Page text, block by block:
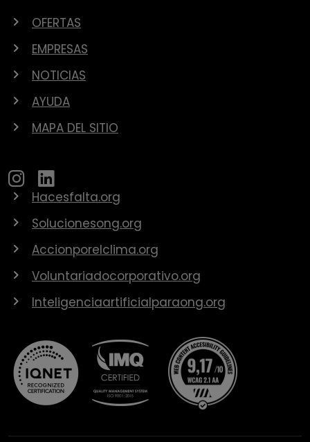
OFERTAS
EMPRESAS
NOTICIAS
AYUDA
MAPA DEL SITIO
Hacesfalta.org
Solucionesong.org
Accionporelclima.org
Voluntariadocorporativo.org
Inteligenciaartificialparaong.org